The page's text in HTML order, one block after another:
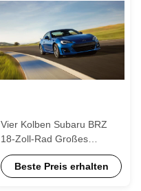
Vier Kolben Subaru BRZ
18-Zoll-Rad Großes
Bremskit mit zwei
Klemmern Mehrfarben
Beste Preis erhalten